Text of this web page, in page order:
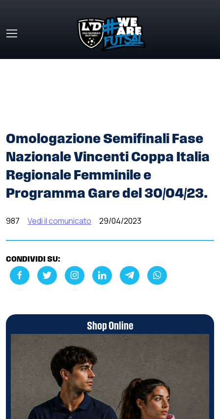
Omologazione Semifinali Fase
Nazionale Vincenti Coppa Italia
Regionale Femminile e
Programma Gare del 30/04/23.
987 Vedi il comunicato 29/04/2023
CONDIVIDI SU:
Shop Online